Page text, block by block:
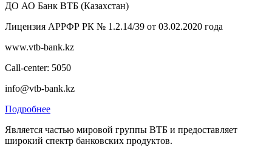
ДО АО Банк ВТБ (Казахстан)
Лицензия АРРФР РК № 1.2.14/39 от 03.02.2020 года
www.vtb-bank.kz
Call-center: 5050
info@vtb-bank.kz
Подробнее
Является частью мировой группы ВТБ и предоставляет
широкий спектр банковских продуктов.